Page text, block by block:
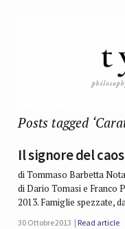
Posts tagged
Il signore del caos
di Tommaso Barbetta
di Dario Tomasi e Franco
2013. Famiglie spezzate,
30 Ottobre 2013 Read article